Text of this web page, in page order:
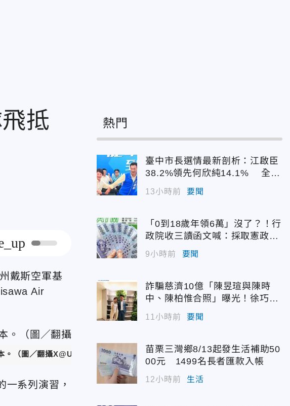
抵
戴斯空軍基
Air
。 （圖／翻攝X@US_STRATCOM）
一系列演習，
熱門
臺中市長選情最新剖析：江啟臣
38.2%領先何欣純14.1% 全世
代支持度全面居首
13小時前 要聞
「0到18歲年領6萬」沒了？！行
政院收三讀函文喊：採取憲政作
為
9小時前 要聞
詐騙慈濟10億「陳昱瑄與陳時
中、陳柏惟合照」曝光！徐巧芯
震撼出手
11小時前 要聞
苗栗三灣鄉8/13起發生活補助50
00元 1499名長者匯款入帳
12小時前 生活